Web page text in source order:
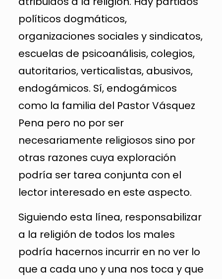
políticos dogmáticos,
organizaciones sociales y sindicatos,
escuelas de psicoanálisis, colegios,
autoritarios, verticalistas, abusivos,
endogámicos. Sí, endogámicos
como la familia del Pastor Vásquez
Pena pero no por ser
necesariamente religiosos sino por
otras razones cuya exploración
podría ser tarea conjunta con el
lector interesado en este aspecto.
Siguiendo esta línea, responsabilizar
a la religión de todos los males
podría hacernos incurrir en no ver lo
que a cada uno y una nos toca y que